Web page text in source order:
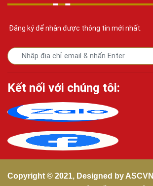
Đăng ký để nhận được thông tin mới nhất.
Kết nối với chúng tôi:
Copyright © 2021, Designed by ASCVN